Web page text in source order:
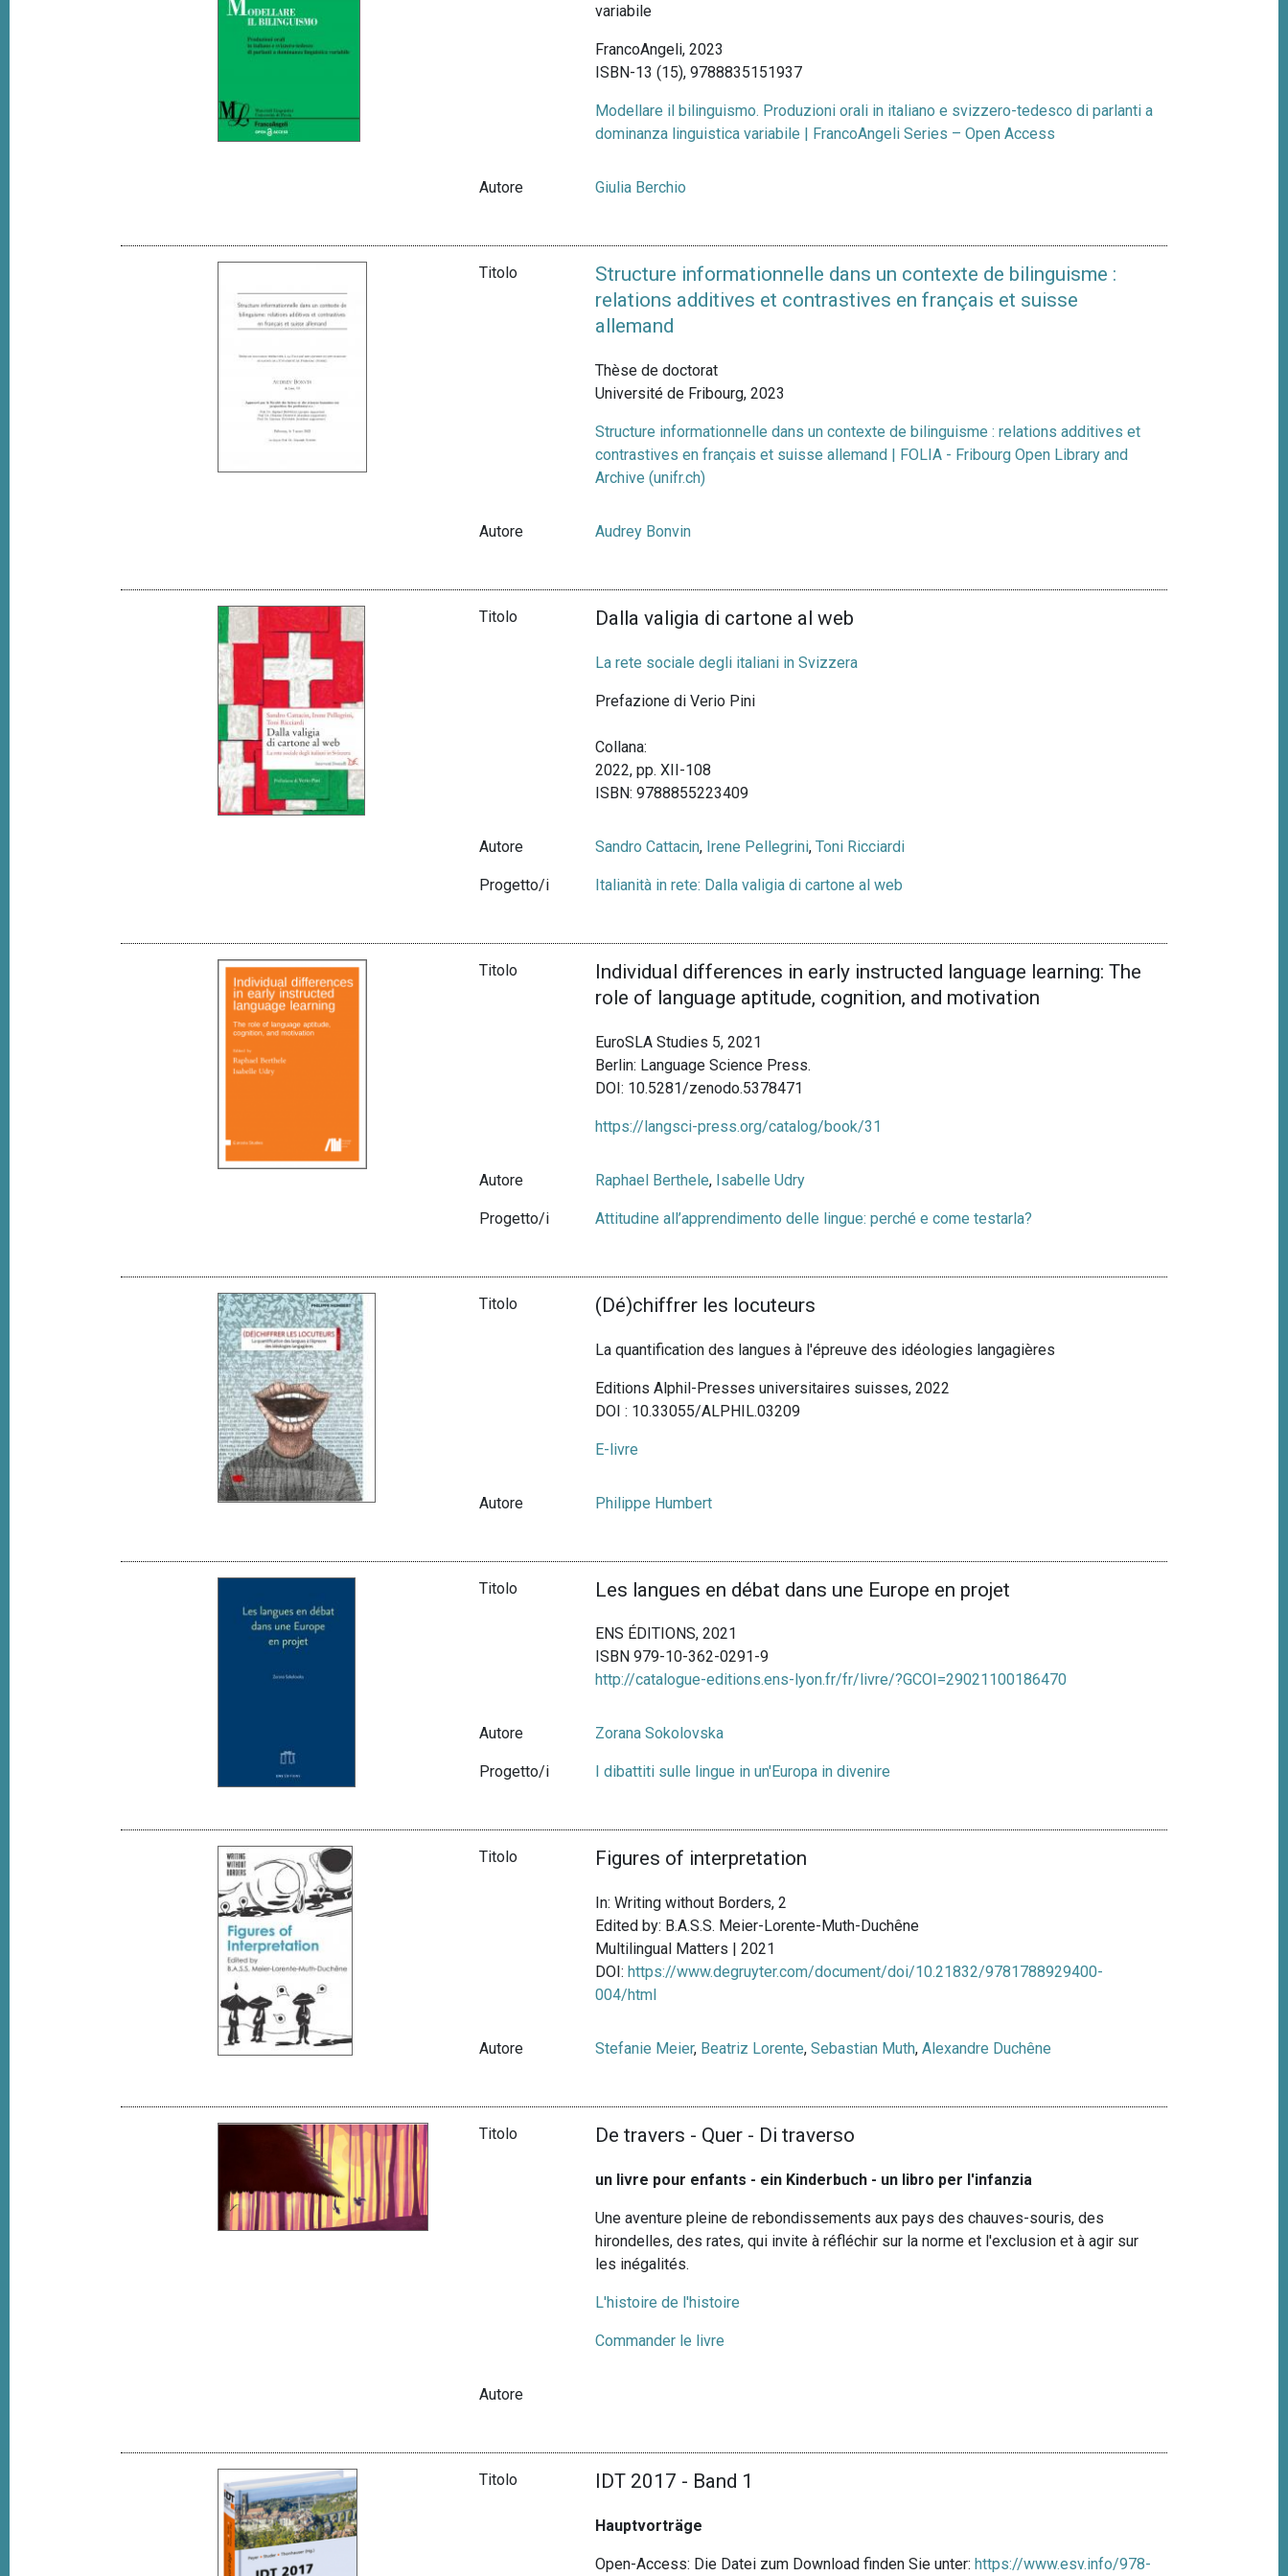
variabile
FrancoAngeli, 2023
ISBN-13 (15), 9788835151937
Modellare il bilinguismo. Produzioni orali in italiano e svizzero-tedesco di parlanti a
dominanza linguistica variabile | FrancoAngeli Series – Open Access
Autore Giulia Berchio
Titolo
Structure informationnelle dans un contexte de bilinguisme :
relations additives et contrastives en français et suisse
allemand
Thèse de doctorat
Université de Fribourg, 2023
Structure informationnelle dans un contexte de bilinguisme : relations additives et
contrastives en français et suisse allemand | FOLIA - Fribourg Open Library and
Archive (unifr.ch)
Autore Audrey Bonvin
Titolo Dalla valigia di cartone al web
La rete sociale degli italiani in Svizzera
Prefazione di Verio Pini
Collana:
2022, pp. XII-108
ISBN: 9788855223409
Autore Sandro Cattacin, Irene Pellegrini,Toni Ricciardi
Progetto/i Italianità in rete: Dalla valigia di cartone al web
Titolo
Individual differences in early instructed language learning: The
role of language aptitude, cognition, and motivation
EuroSLA Studies 5, 2021
Berlin: Language Science Press.
DOI: 10.5281/zenodo.5378471
https://langsci-press.org/catalog/book/31
Autore Raphael Berthele, Isabelle Udry
Progetto/i Attitudine all’apprendimento delle lingue: perché e come testarla?
Titolo (Dé)chiffrer les locuteurs
La quantification des langues à l'épreuve des idéologies langagières
Editions Alphil-Presses universitaires suisses, 2022
DOI : 10.33055/ALPHIL.03209
E-livre
Autore Philippe Humbert
Titolo Les langues en débat dans une Europe en projet
ENS ÉDITIONS, 2021
ISBN 979-10-362-0291-9
http://catalogue-editions.ens-lyon.fr/fr/livre/?GCOI=29021100186470
Autore Zorana Sokolovska
Progetto/i I dibattiti sulle lingue in un'Europa in divenire
Titolo Figures of interpretation
In: Writing without Borders, 2
Edited by: B.A.S.S. Meier-Lorente-Muth-Duchêne
Multilingual Matters | 2021
DOI: https://www.degruyter.com/document/doi/10.21832/9781788929400-
004/html
Autore Stefanie Meier, Beatriz Lorente,Sebastian Muth,Alexandre Duchêne
Titolo De travers - Quer - Di traverso
un livre pour enfants - ein Kinderbuch - un libro per l'infanzia
Une aventure pleine de rebondissements aux pays des chauves-souris, des
hirondelles, des rates, qui invite à réfléchir sur la norme et l'exclusion et à agir sur
les inégalités.
L'histoire de l'histoire
Commander le livre
Autore
Titolo IDT 2017 - Band 1
Hauptvorträge
Open-Access: Die Datei zum Download finden Sie unter:https://www.esv.info/978-